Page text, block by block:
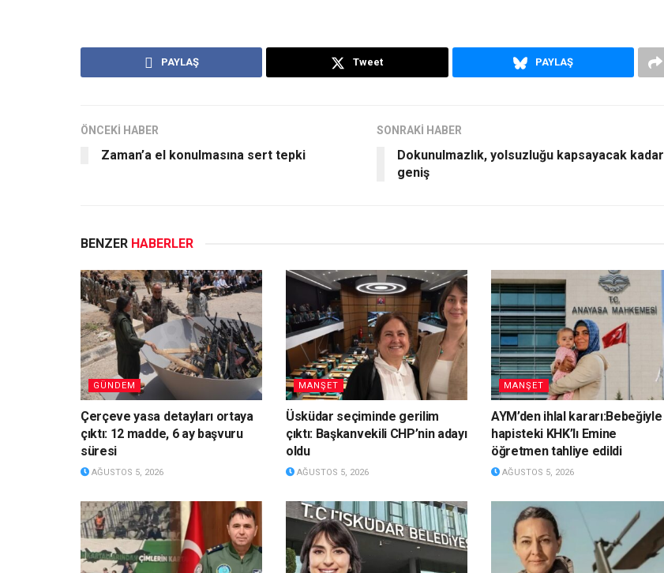
PAYLAŞ Tweet PAYLAŞ
ÖNCEKİ HABER
Zaman’a el konulmasına sert tepki
SONRAKİ HABER
Dokunulmazlık, yolsuzluğu kapsayacak kadar
geniş
BENZER HABERLER
GÜNDEM
Çerçeve yasa detayları ortaya
çıktı: 12 madde, 6 ay başvuru
süresi
AĞUSTOS 5, 2026
MANŞET
Üsküdar seçiminde gerilim
çıktı: Başkanvekili CHP’nin adayı
oldu
AĞUSTOS 5, 2026
MANŞET
AYM’den ihlal kararı:Bebeğiyle
hapisteki KHK’lı Emine
öğretmen tahliye edildi
AĞUSTOS 5, 2026